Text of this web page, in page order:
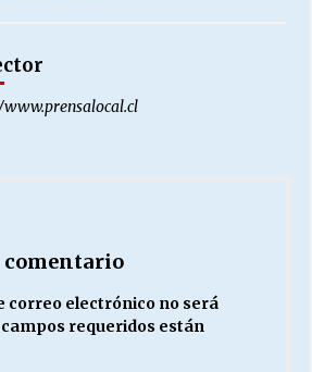
comentario
correo electrónico no será
campos requeridos están